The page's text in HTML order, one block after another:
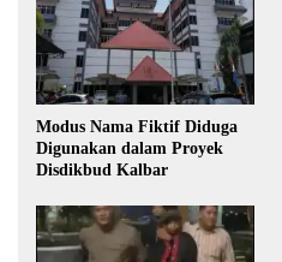
Modus Nama Fiktif Diduga
Digunakan dalam Proyek
Disdikbud Kalbar